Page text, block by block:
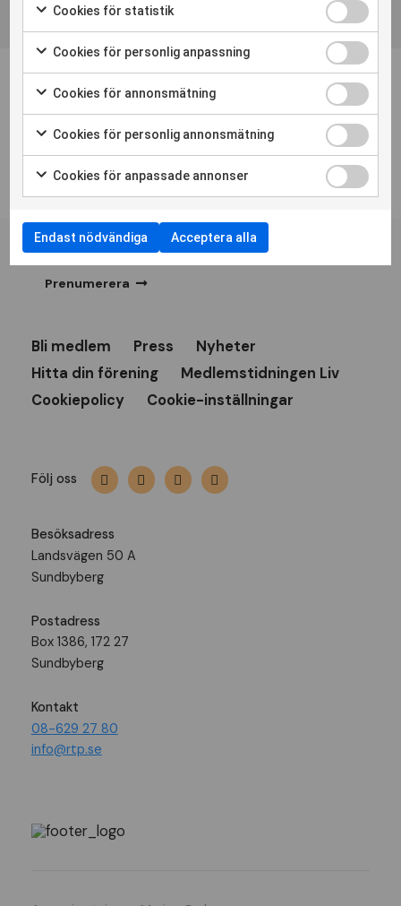
Personskadeförbundet RTPs
nyhetsbrev
Prenumerera
Bli medlem Press
Nyheter
Hitta din förening
Medlemstidningen Liv
Cookiepolicy
Cookie-inställningar
Följ oss
Besöksadress
Landsvägen 50 A
Sundbyberg
Postadress
Box 1386, 172 27
Sundbyberg
Kontakt
08-629 27 80
info@rtp.se
Cookies för statistik
Cookies för personlig anpassning
Cookies för annonsmätning
Cookies för personlig annonsmätning
Cookies för anpassade annonser
Endast nödvändiga Acceptera alla